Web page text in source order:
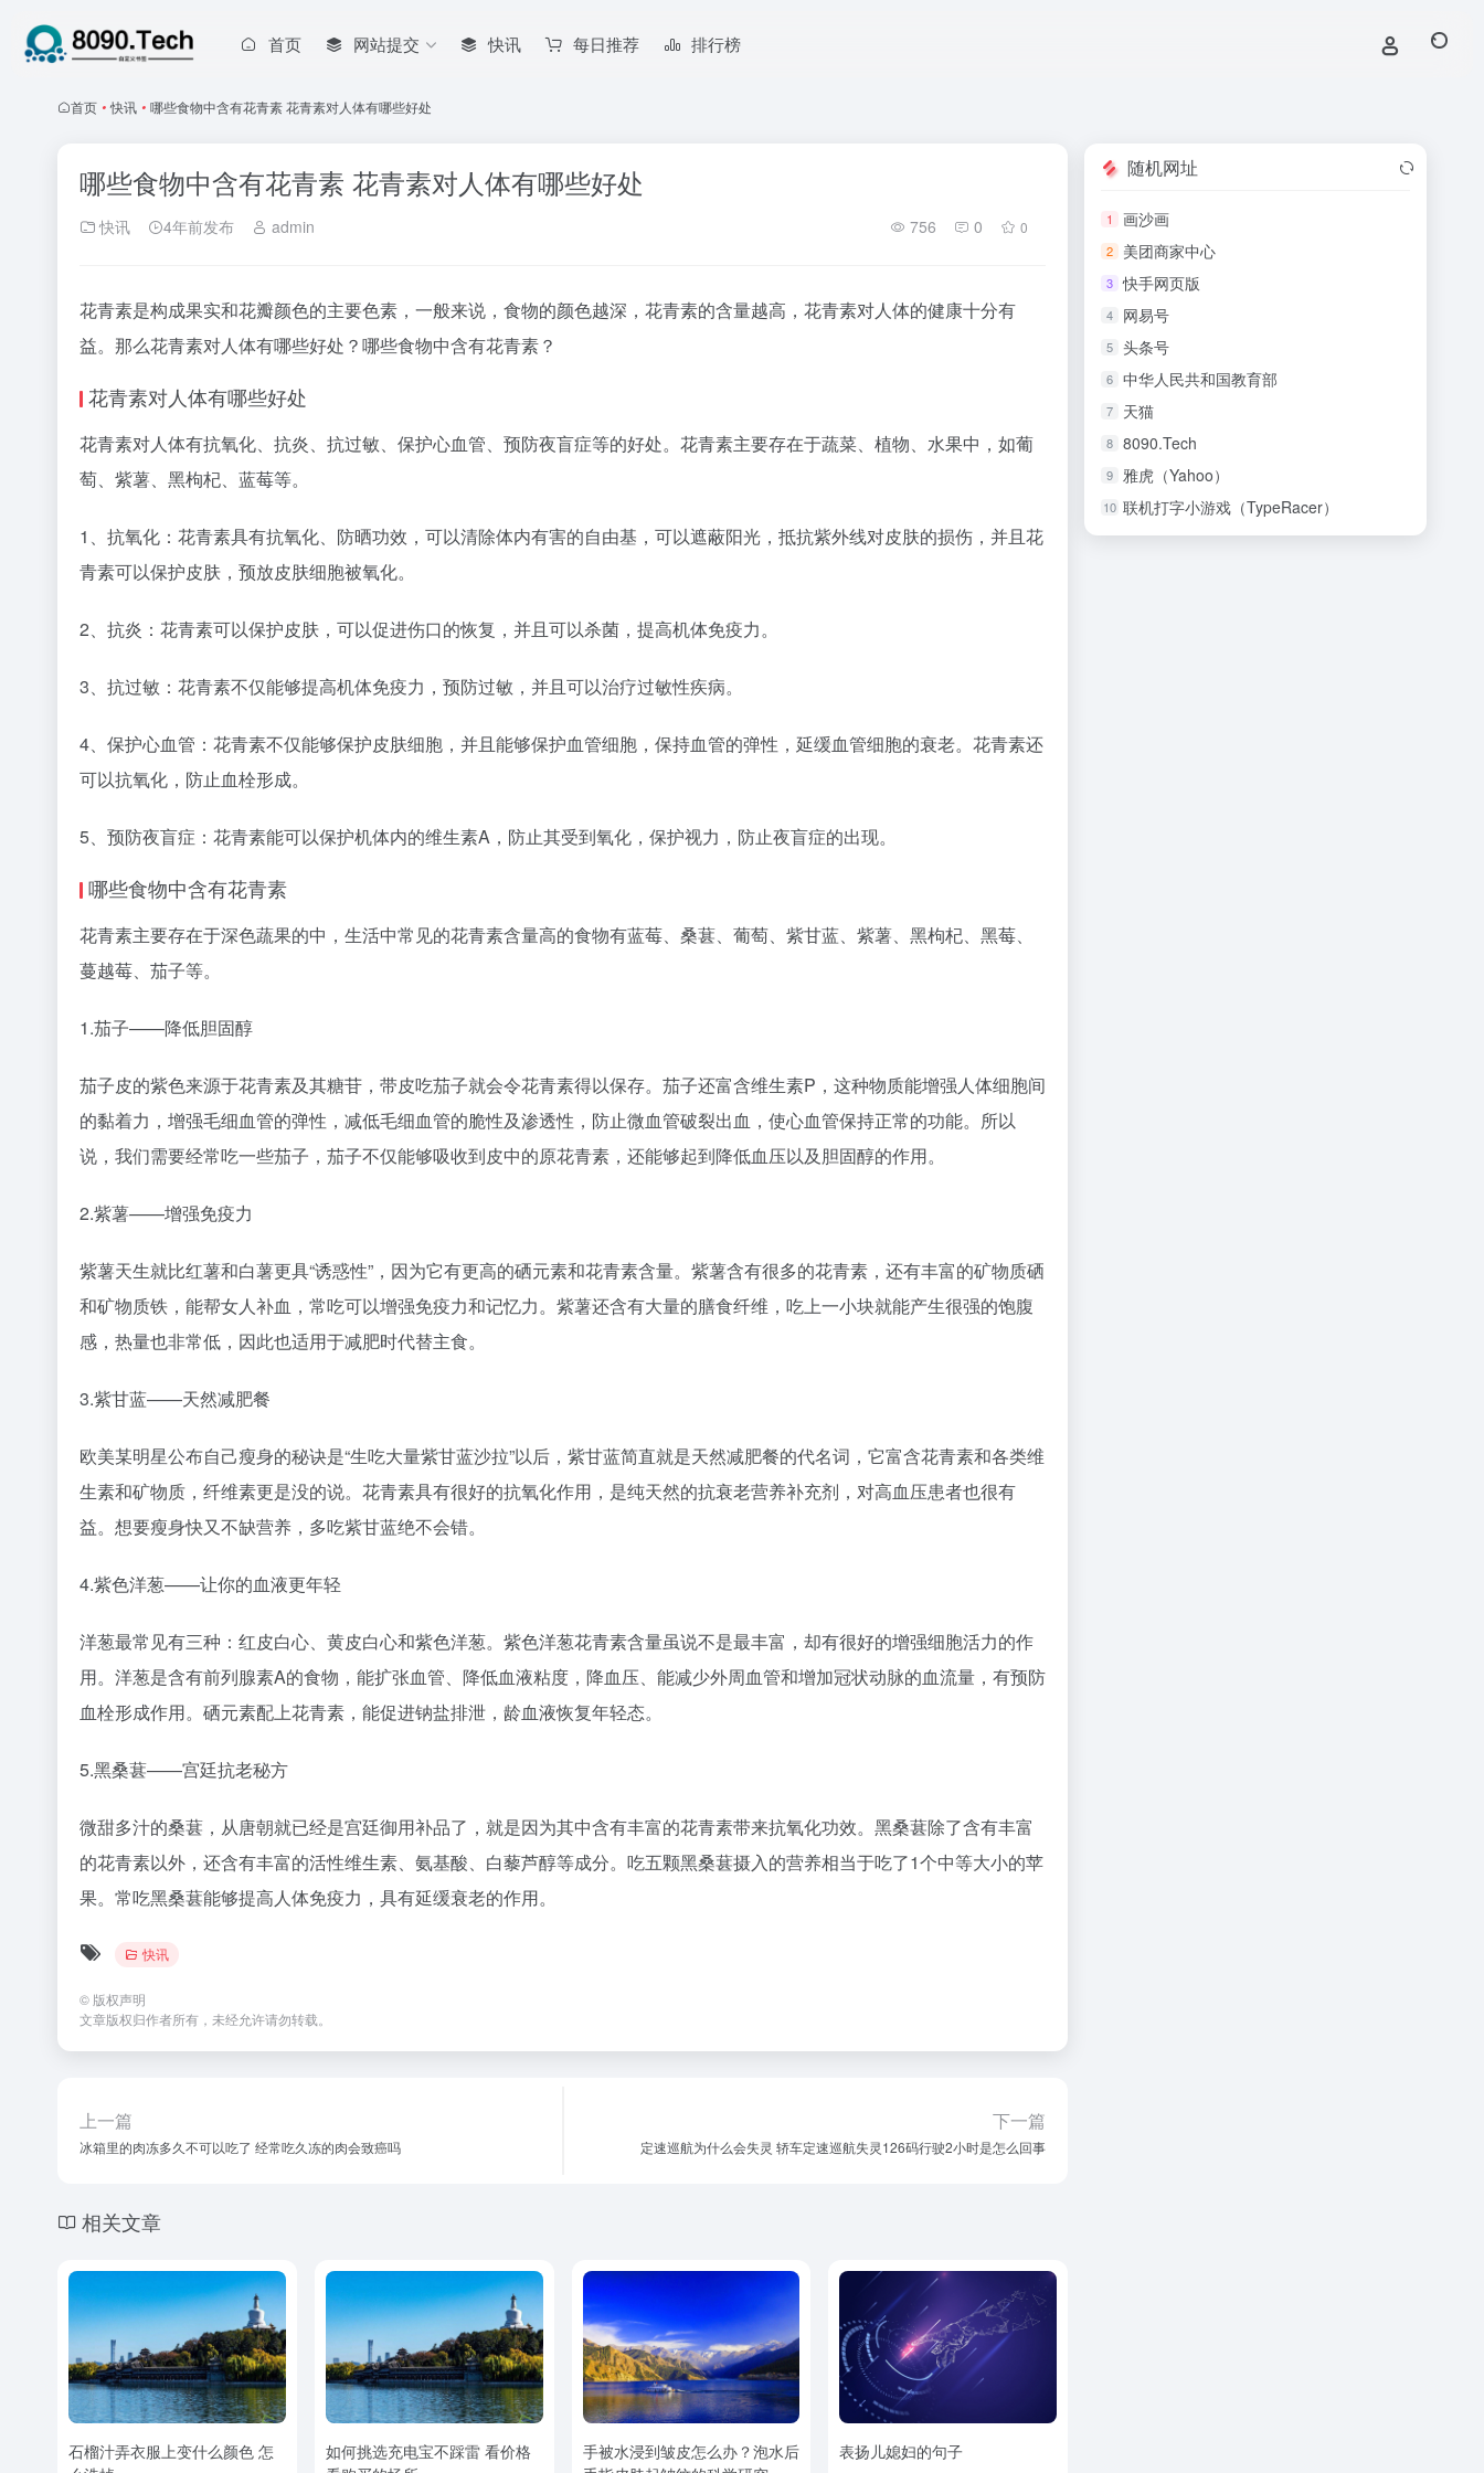
首页 网站提交 快讯 每日推荐 排行榜
首页 • 快讯 • 哪些食物中含有花青素 花青素对人体有哪些好处
哪些食物中含有花青素 花青素对人体有哪些好处
快讯 4年前发布 admin 756 0 0
花青素是构成果实和花瓣颜色的主要色素，一般来说，食物的颜色越深，花青素的含量越高，花青素对人体的健康十分有
益。那么花青素对人体有哪些好处？哪些食物中含有花青素？
花青素对人体有哪些好处
花青素对人体有抗氧化、抗炎、抗过敏、保护心血管、预防夜盲症等的好处。花青素主要存在于蔬菜、植物、水果中，如葡
萄、紫薯、黑枸杞、蓝莓等。
1、抗氧化：花青素具有抗氧化、防晒功效，可以清除体内有害的自由基，可以遮蔽阳光，抵抗紫外线对皮肤的损伤，并且花
青素可以保护皮肤，预放皮肤细胞被氧化。
2、抗炎：花青素可以保护皮肤，可以促进伤口的恢复，并且可以杀菌，提高机体免疫力。
3、抗过敏：花青素不仅能够提高机体免疫力，预防过敏，并且可以治疗过敏性疾病。
4、保护心血管：花青素不仅能够保护皮肤细胞，并且能够保护血管细胞，保持血管的弹性，延缓血管细胞的衰老。花青素还
可以抗氧化，防止血栓形成。
5、预防夜盲症：花青素能可以保护机体内的维生素A，防止其受到氧化，保护视力，防止夜盲症的出现。
哪些食物中含有花青素
花青素主要存在于深色蔬果的中，生活中常见的花青素含量高的食物有蓝莓、桑葚、葡萄、紫甘蓝、紫薯、黑枸杞、黑莓、
蔓越莓、茄子等。
1.茄子——降低胆固醇
茄子皮的紫色来源于花青素及其糖苷，带皮吃茄子就会令花青素得以保存。茄子还富含维生素P，这种物质能增强人体细胞间
的黏着力，增强毛细血管的弹性，减低毛细血管的脆性及渗透性，防止微血管破裂出血，使心血管保持正常的功能。所以
说，我们需要经常吃一些茄子，茄子不仅能够吸收到皮中的原花青素，还能够起到降低血压以及胆固醇的作用。
2.紫薯——增强免疫力
紫薯天生就比红薯和白薯更具“诱惑性”，因为它有更高的硒元素和花青素含量。紫薯含有很多的花青素，还有丰富的矿物质硒
和矿物质铁，能帮女人补血，常吃可以增强免疫力和记忆力。紫薯还含有大量的膳食纤维，吃上一小块就能产生很强的饱腹
感，热量也非常低，因此也适用于减肥时代替主食。
3.紫甘蓝——天然减肥餐
欧美某明星公布自己瘦身的秘诀是“生吃大量紫甘蓝沙拉”以后，紫甘蓝简直就是天然减肥餐的代名词，它富含花青素和各类维
生素和矿物质，纤维素更是没的说。花青素具有很好的抗氧化作用，是纯天然的抗衰老营养补充剂，对高血压患者也很有
益。想要瘦身快又不缺营养，多吃紫甘蓝绝不会错。
4.紫色洋葱——让你的血液更年轻
洋葱最常见有三种：红皮白心、黄皮白心和紫色洋葱。紫色洋葱花青素含量虽说不是最丰富，却有很好的增强细胞活力的作
用。洋葱是含有前列腺素A的食物，能扩张血管、降低血液粘度，降血压、能减少外周血管和增加冠状动脉的血流量，有预防
血栓形成作用。硒元素配上花青素，能促进钠盐排泄，龄血液恢复年轻态。
5.黑桑葚——宫廷抗老秘方
微甜多汁的桑葚，从唐朝就已经是宫廷御用补品了，就是因为其中含有丰富的花青素带来抗氧化功效。黑桑葚除了含有丰富
的花青素以外，还含有丰富的活性维生素、氨基酸、白藜芦醇等成分。吃五颗黑桑葚摄入的营养相当于吃了1个中等大小的苹
果。常吃黑桑葚能够提高人体免疫力，具有延缓衰老的作用。
快讯
© 版权声明
文章版权归作者所有，未经允许请勿转载。
上一篇
冰箱里的肉冻多久不可以吃了 经常吃久冻的肉会致癌吗
下一篇
定速巡航为什么会失灵 轿车定速巡航失灵126码行驶2小时是怎么回事
相关文章
石榴汁弄衣服上变什么颜色 怎
如何挑选充电宝不踩雷 看价格
手被水浸到皱皮怎么办？泡水后
表扬儿媳妇的句子
随机网址
1 画沙画
2 美团商家中心
3 快手网页版
4 网易号
5 头条号
6 中华人民共和国教育部
7 天猫
8 8090.Tech
9 雅虎（Yahoo）
10 联机打字小游戏（TypeRacer）